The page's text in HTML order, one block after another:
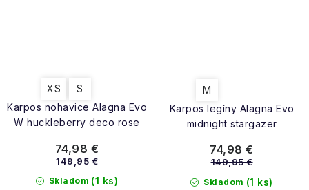
Karpos nohavice Alagna Evo
W huckleberry deco rose
XS S
Skladom (1 ks)
74,98 €
149,95 €
Karpos legíny Alagna Evo
midnight stargazer
M
Skladom (1 ks)
74,98 €
149,95 €